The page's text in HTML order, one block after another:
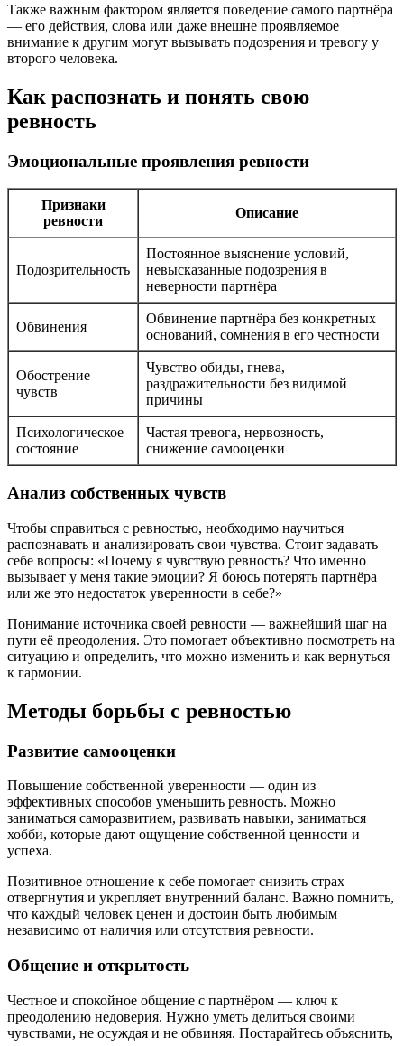
Также важным фактором является поведение самого партнёра
— его действия, слова или даже внешне проявляемое
внимание к другим могут вызывать подозрения и тревогу у
второго человека.
Как распознать и понять свою
ревность
Эмоциональные проявления ревности
Признаки
ревности
Описание
Подозрительность
Постоянное выяснение условий,
невысказанные подозрения в
неверности партнёра
Обвинения
Обвинение партнёра без конкретных
оснований, сомнения в его честности
Обострение
чувств
Чувство обиды, гнева,
раздражительности без видимой
причины
Психологическое
состояние
Частая тревога, нервозность,
снижение самооценки
Анализ собственных чувств
Чтобы справиться с ревностью, необходимо научиться
распознавать и анализировать свои чувства. Стоит задавать
себе вопросы: «Почему я чувствую ревность? Что именно
вызывает у меня такие эмоции? Я боюсь потерять партнёра
или же это недостаток уверенности в себе?»
Понимание источника своей ревности — важнейший шаг на
пути её преодоления. Это помогает объективно посмотреть на
ситуацию и определить, что можно изменить и как вернуться
к гармонии.
Методы борьбы с ревностью
Развитие самооценки
Повышение собственной уверенности — один из
эффективных способов уменьшить ревность. Можно
заниматься саморазвитием, развивать навыки, заниматься
хобби, которые дают ощущение собственной ценности и
успеха.
Позитивное отношение к себе помогает снизить страх
отвергнутия и укрепляет внутренний баланс. Важно помнить,
что каждый человек ценен и достоин быть любимым
независимо от наличия или отсутствия ревности.
Общение и открытость
Честное и спокойное общение с партнёром — ключ к
преодолению недоверия. Нужно уметь делиться своими
чувствами, не осуждая и не обвиняя. Постарайтесь объяснить,